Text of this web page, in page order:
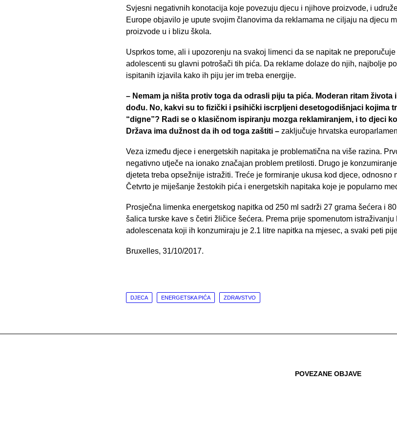
Svjesni negativnih konotacija koje povezuju djecu i njihove proizvode, i
Europe objavilo je upute svojim članovima da reklamama ne ciljaju na djecu
proizvode u i blizu škola.
Usprkos tome, ali i upozorenju na svakoj limenci da se napitak ne
adolescenti su glavni potrošači tih pića. Da reklame dolaze do njih, najbolje
ispitanih izjavila kako ih piju jer im treba energije.
– Nemam ja ništa protiv toga da odrasli piju ta pića. Moderan ritam
dođu. No, kakvi su to fizički i psihički iscrpljeni desetogodišnjaci kojima
“digne”? Radi se o klasičnom ispiranju mozga reklamiranjem, i to djeci
Država ima dužnost da ih od toga zaštiti – zaključuje hrvatska
Veza između djece i energetskih napitaka je problematična na više razina.
negativno utječe na ionako značajan problem pretilosti. Drugo je
djeteta treba opsežnije istražiti. Treće je formiranje ukusa kod djece, odnosno
Četvrto je miješanje žestokih pića i energetskih napitaka koje je popularno
Prosječna limenka energetskog napitka od 250 ml sadrži 27 grama šećera i
šalica turske kave s četiri žličice šećera. Prema prije spomenutom
adolescenata koji ih konzumiraju je 2.1 litre napitka na mjesec, a svaki peti
Bruxelles, 31/10/2017.
DJECA ENERGETSKA PIĆA ZDRAVSTVO
POVEZANE OBJAVE